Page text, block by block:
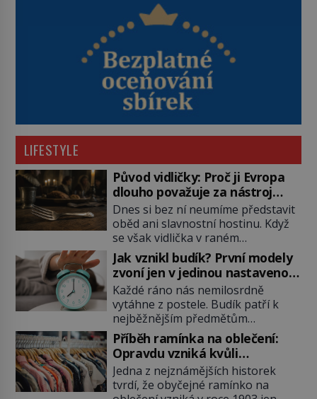
LIFESTYLE
Původ vidličky: Proč ji Evropa
dlouho považuje za nástroj
samotného satana?
Dnes si bez ní neumíme představit
oběd ani slavnostní hostinu. Když
se však vidlička v raném
středověku objevuje na evropských
stolech, vzbuzuje pohoršení,
posměch i strach. Mnozí duchovní ji
označují za projev pýchy a
zbytečného přepychu, někteří
dokonce za nástroj ďábla. Trvá
téměř sedm století, než se z
opovrhovaného předmětu stává
nepostradatelná součást stolování.
První […]
Jak vznikl budík? První modely
zvoní jen v jedinou nastavenou
hodinu
Každé ráno nás nemilosrdně
vytáhne z postele. Budík patří k
nejběžnějším předmětům
domácnosti, jeho cesta k dnešní
podobě je ale překvapivě dlouhá.
První lidé se probouzejí podle
slunce, kohoutů nebo kostelních
zvonů. Když se konečně objeví
Příběh ramínka na oblečení:
Opravdu vzniká kvůli
zapomenutému kabátu?
Jedna z nejznámějších historek
tvrdí, že obyčejné ramínko na